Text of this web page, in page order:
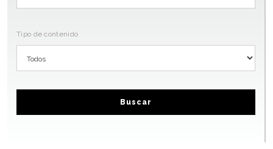
Tipo de contenido
Buscar